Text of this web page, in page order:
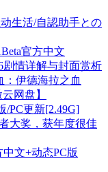
生活/自認助手との
官方中文
剧情详解与封面赏析
：伊德海拉之血
网盘】
/PC更新[2.49G]
大奖，获年度很佳
文+动态PC版